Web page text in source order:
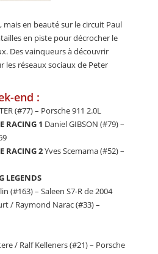
mais en beauté sur le circuit Paul
en piste pour décrocher le
Des vainqueurs à découvrir
les réseaux sociaux de Peter
end :
(#77) – Porsche 911 2.0L
RACING 1 Daniel GIBSON (#79) –
RACING 2Yves Scemama (#52) –
LEGENDS
(#163) – Saleen S7-R de 2004
/ Raymond Narac (#33) –
/ Ralf Kelleners (#21) – Porsche